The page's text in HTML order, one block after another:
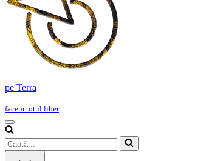
pe Terra
facem totul liber
Meniu
de
navigare
Caută...